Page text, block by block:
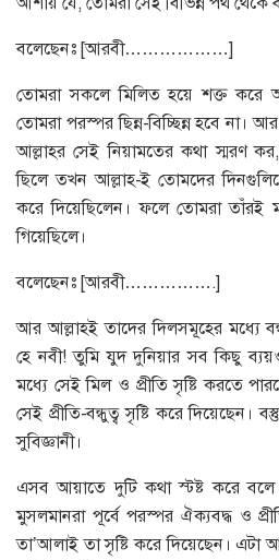
বলেছেনঃ [আরবী………………]
তোমরা সকলে মিলিত হয়ে শক্ত করে
তোমরা পরস্পর ছিন্ন-বিচ্ছিন্ন হবে না।
আল্লাহর সেই নিয়ামতের কথা স্মরণ
ছিলে তখন আল্লাহ-ই তোমদের
করে দিয়েছিলেন। ফলে তোমরা তাঁরই
গিয়েছিলে।
বলেছেনঃ [আরবী…………….]
আর আল্লাহই তাদের দিলসমূহের মধ্যে
হে নবী! তুমি যুদ দুনিয়ার সব কিছু
মধ্যে সেই মিল ও প্রীতি সৃষ্টি করতে
সেই প্রীতি-বন্ধুত্ব সৃষ্টি করে দিয়েছেন।
সুবিজ্ঞানী।
এসব আয়াতে দুটি কথা স্টষ্ট করে
মুসলমানরা পূর্বে পরস্পর ঐক্যবদ্ধ ও
তা’আলাই তা সৃষ্টি করে দিয়েছেন। এটা